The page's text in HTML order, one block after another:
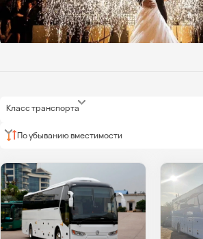
Класс транспорта
По убыванию вместимости